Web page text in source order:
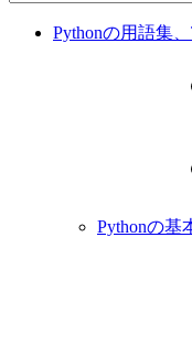
Pythonの用語集
Pythonの基